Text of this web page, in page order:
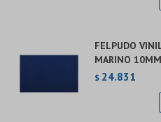
FELPUDO
MARINO
$ 24.831